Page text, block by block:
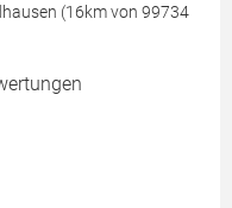
(16km von 99734